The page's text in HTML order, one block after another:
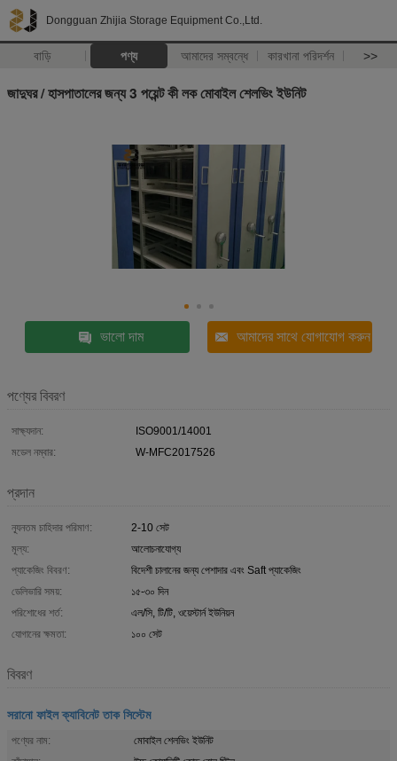
Dongguan Zhijia Storage Equipment Co.,Ltd.
বাড়ি পণ্য আমাদের সম্বন্ধে কারখানা পরিদর্শন >>
জাদুঘর / হাসপাতালের জন্য 3 পয়েন্ট কী লক মোবাইল শেলভিং ইউনিট
ভালো দাম আমাদের সাথে যোগাযোগ করুন
পণ্যের বিবরণ
সাক্ষ্যদান:
ISO9001/14001
মডেল নম্বার:
W-MFC2017526
প্রদান
ন্যূনতম চাহিদার পরিমাণ:
2-10 সেট
মূল্য:
আলোচনাযোগ্য
প্যাকেজিং বিবরণ:
বিদেশী চালানের জন্য পেশাদার এবং Saft প্যাকেজিং
ডেলিভারি সময়:
১৫-৩০ দিন
পরিশোধের শর্ত:
এল/সি, টি/টি, ওয়েস্টার্ন ইউনিয়ন
যোগানের ক্ষমতা:
১০০ সেট
বিবরণ
সরানো ফাইল ক্যাবিনেট তাক সিস্টেম
পণ্যের নাম:
মোবাইল শেলভিং ইউনিট